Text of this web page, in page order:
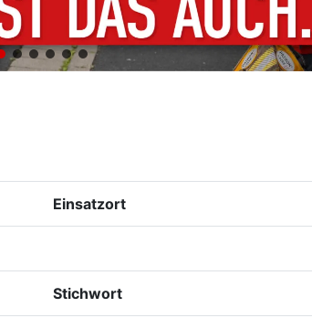
Einsatzort
Stichwort